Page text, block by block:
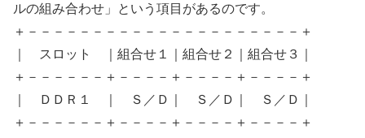
ルの組み合わせ」という項目があるのです。
＋－－－－－－－－－－－－－－－－－－－－－＋
｜ スロット ｜組合せ１｜組合せ２｜組合せ３｜
＋－－－－－－＋－－－－＋－－－－＋－－－－＋
｜ ＤＤＲ１ ｜ Ｓ／Ｄ｜ Ｓ／Ｄ｜ Ｓ／Ｄ｜
＋－－－－－－＋－－－－＋－－－－＋－－－－＋